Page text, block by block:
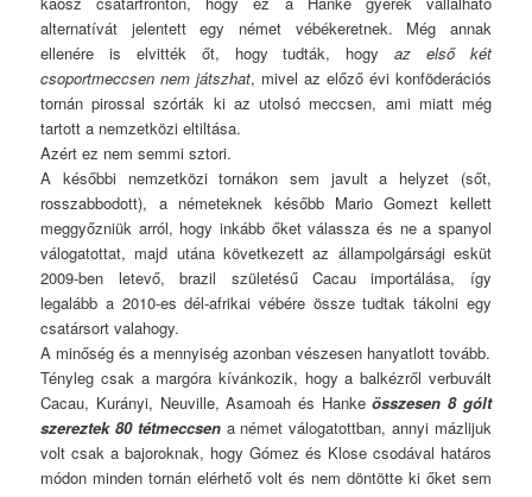
alternatívát jelentett egy német vébékeretnek. Még annak
ellenére is elvitték őt, hogy tudták, hogyaz első két
csoportmeccsen nem játszhat, mivel az előző évi konföderációs
tornán pirossal szórták ki az utolsó meccsen, ami miatt még
tartott a nemzetközi eltiltása.
Azért ez nem semmi sztori.
A későbbi nemzetközi tornákon sem javult a helyzet (sőt,
rosszabbodott), a németeknek később Mario Gomezt kellett
meggyőzniük arról, hogy inkább őket válassza és ne a spanyol
válogatottat, majd utána következett az állampolgársági esküt
2009-ben letevő, brazil születésű Cacau importálása, így
legalább a 2010-es dél-afrikai vébére össze tudtak tákolni egy
csatársort valahogy.
A minőség és a mennyiség azonban vészesen hanyatlott tovább.
Tényleg csak a margóra kívánkozik, hogy a balkézről verbuvált
Cacau, Kurányi, Neuville, Asamoah és Hankeösszesen 8 gólt
szereztek 80 tétmeccsena német válogatottban, annyi mázlijuk
volt csak a bajoroknak, hogy Gómez és Klose csodával határos
módon minden tornán elérhető volt és nem döntötte ki őket sem